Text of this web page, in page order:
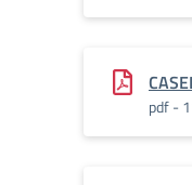
pdf -